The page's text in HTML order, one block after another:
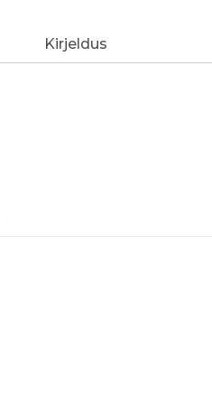
Kirjeldus